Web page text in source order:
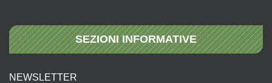
SEZIONI INFORMATIVE
NEWSLETTER